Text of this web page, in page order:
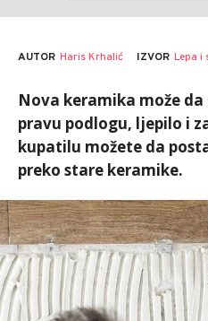
AUTOR Haris Krhalić IZVOR Lepa i
Nova keramika može
pravu podlogu, ljepilo i
kupatilu možete da
preko stare keramike.